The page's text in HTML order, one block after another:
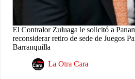
El Contralor Zuluaga le solicitó a
reconsiderar retiro de sede de Juegos
Barranquilla
La Otra Cara